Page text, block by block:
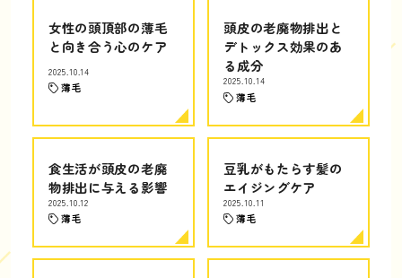
女性の頭頂部の薄毛
と向き合う心のケア
2025.10.14
薄毛
頭皮の老廃物排出と
デトックス効果のあ
る成分
2025.10.14
薄毛
食生活が頭皮の老廃
物排出に与える影響
2025.10.12
薄毛
豆乳がもたらす髪の
エイジングケア
2025.10.11
薄毛